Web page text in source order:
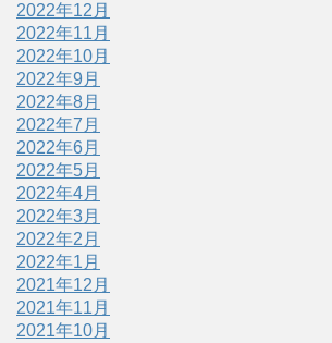
2022年12月
2022年11月
2022年10月
2022年9月
2022年8月
2022年7月
2022年6月
2022年5月
2022年4月
2022年3月
2022年2月
2022年1月
2021年12月
2021年11月
2021年10月